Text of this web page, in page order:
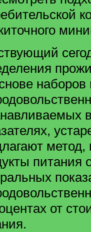
наборов
метод,
питания
от